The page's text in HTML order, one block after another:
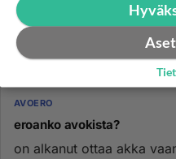
AVOERO
eroanko avokista?
on alkanut ottaa akka